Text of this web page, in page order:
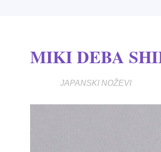
MIKI DEBA
JAPANSKI NOŽEVI